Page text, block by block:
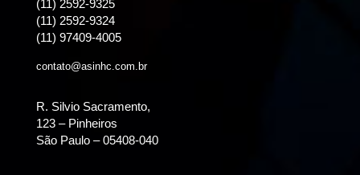
(11) 2592-9325
(11) 2592-9324
(11) 97409-4005
contato@asinhc.com.br
R. Silvio Sacramento,
123 – Pinheiros
São Paulo – 05408-040